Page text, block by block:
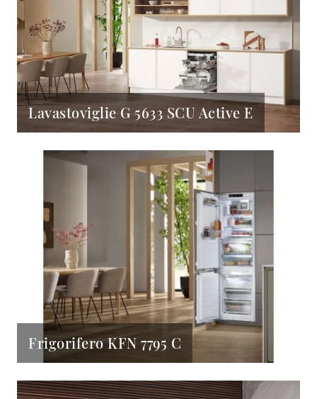
Lavastoviglie G 5633 SCU Active E
Frigorifero KFN 7795 C